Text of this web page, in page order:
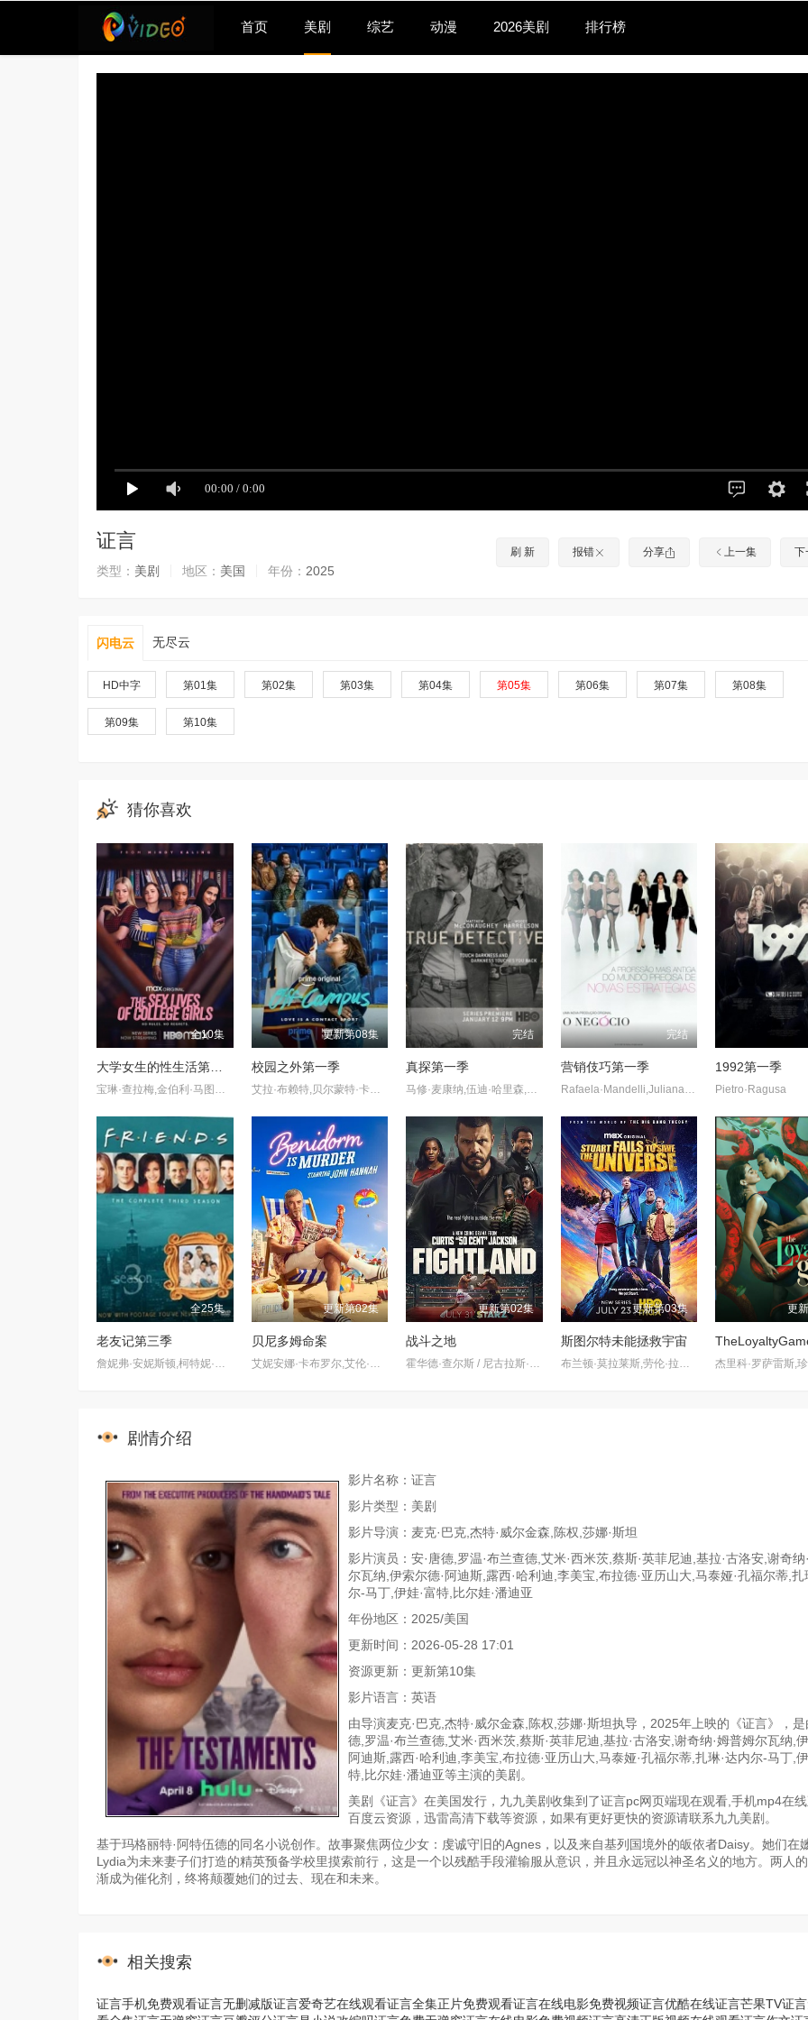
首页 美剧 综艺 动漫 2026美剧 排行榜
刷 新 报错 分享 上一集 下
证言
类型： 美剧 地区： 美国 年份： 2025
闪电云 无尽云
HD中字 第01集 第02集 第03集 第04集 第05集 第06集 第07集 第08集
第09集 第10集
猜你喜欢
全10集
大学女生的性生活第一季
宝琳·查拉梅,金伯利·马图拉,米多莉·弗朗西斯,劳伦·斯宾瑟,史蒂芬·瓜里诺,卡维·拉德尼尔,马特·马洛伊,嘉文·莱特伍德,肯尼迪·利·斯洛克姆,马修·戈尔德,莱西·哈特塞尔,罗布·许贝尔,莱克斯·金,佩吉·陆,雪莉·谢波德,妮可·沙利文,吉利安·阿美娜特
更新第08集
校园之外第一季
艾拉·布赖特,贝尔蒙特·卡梅利,史蒂夫·豪威,杰伦·托马斯·
完结
真探第一季
马修·麦康纳,伍迪·哈里森,布鲁斯·埃利奥特,米歇尔·莫纳汉,托利·基特尔斯,迈克尔·波茨,埃里克·普莱斯,麦迪逊·沃尔夫,J·D·埃弗摩尔,丹娜·格瑞尔,乔·克里斯特,亚历珊德拉·达达里奥
完结
营销伎巧第一季
Rafaela·Mandelli,Juliana·Schalch,Michelle·Batista,João·Gabriel·Vasconcellos,Gabriel·Godoy,Guilherme·Weber
1992第一季
Pietro·Ragusa
全25集
老友记第三季
更新第02集
贝尼多姆命案
更新第02集
战斗之地
更新第03集
斯图尔特未能拯救宇宙
更
剧情介绍
影片名称：证言
影片类型：美剧
影片导演：麦克·巴克,杰特·威尔金森,陈权,莎娜·斯坦
影片演员：安·唐德,罗温·布兰查德,艾米·西米茨,蔡斯·英菲尼迪,基拉·古洛安,谢奇纳
尔瓦纳,伊索尔德·阿迪斯,露西·哈利迪,李美宝,布拉德·亚历山大,马泰娅·孔福尔蒂,扎
尔-马丁,伊娃·富特,比尔娃·潘迪亚
年份地区：2025/美国
更新时间：2026-05-28 17:01
资源更新：更新第10集
影片语言：英语
由导演麦克·巴克,杰特·威尔金森,陈权,莎娜·斯坦执导，2025年上映的《证言》，是
德,罗温·布兰查德,艾米·西米茨,蔡斯·英菲尼迪,基拉·古洛安,谢奇纳·姆普姆尔瓦纳,
阿迪斯,露西·哈利迪,李美宝,布拉德·亚历山大,马泰娅·孔福尔蒂,扎琳·达内尔-马丁,
特,比尔娃·潘迪亚等主演的美剧。
美剧《证言》在美国发行，九九美剧收集到了证言pc网页端现在观看,手机mp4在
百度云资源，迅雷高清下载等资源，如果有更好更快的资源请联系九九美剧。
基于玛格丽特·阿特伍德的同名小说创作。故事聚焦两位少女：虔诚守旧的Agnes，以及来自基列国境外的皈依者Daisy。她们在
Lydia为未来妻子们打造的精英预备学校里摸索前行，这是一个以残酷手段灌输服从意识，并且永远冠以神圣名义的地方。两人
渐成为催化剂，终将颠覆她们的过去、现在和未来。
相关搜索
证言手机免费观看证言无删减版证言爱奇艺在线观看证言全集正片免费观看证言在线电影免费视频证言优酷在线证言芒果TV证